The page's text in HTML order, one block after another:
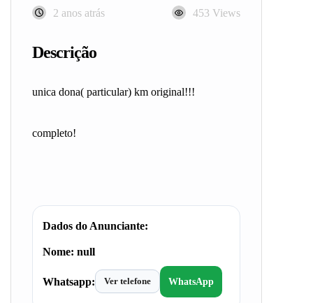
2 anos atrás 453 Views
Descrição
unica dona( particular) km original!!!
completo!
Dados do Anunciante:
Nome: null
Whatsapp: Ver telefone WhatsApp